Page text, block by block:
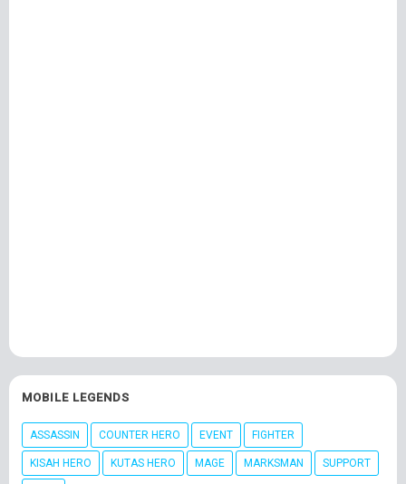
MOBILE LEGENDS
ASSASSIN COUNTER HERO EVENT FIGHTER
KISAH HERO KUTAS HERO MAGE MARKSMAN SUPPORT